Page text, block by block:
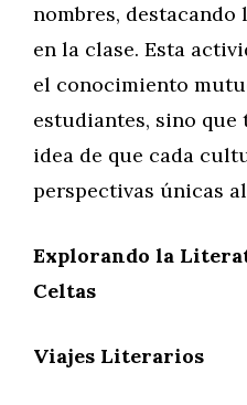
nombres,
en la clase. Esta
el conocimiento
estudiantes, sino que
idea de que cada
perspectivas únicas
Explorando la
Celtas
Viajes Literarios